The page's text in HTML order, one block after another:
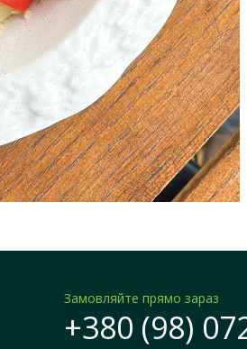
Замовляйте прямо зараз
+380 (98)